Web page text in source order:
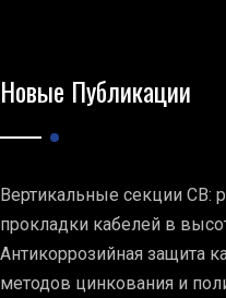
Новые Публикации
Вертикальные секции СВ:
прокладки кабелей в
Антикоррозийная защита
методов цинкования и